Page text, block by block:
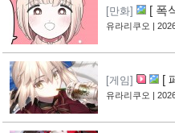
[만화]
[ 폭
메이션화 결
유라리쿠오 |
[게임]
[
영상 공개
[9]
유라리쿠오 |